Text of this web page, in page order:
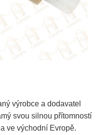
výrobce a dodavatel
svou silnou přítomností
ve východní Evropě.